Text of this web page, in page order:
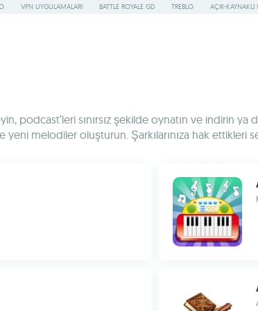
VPN UYGULAMALARI BATTLE ROYALE GD TREBLO AÇIK-KAYNAKLI
podcast’leri sınırsız şekilde oynatın ve indirin
yeni melodiler oluşturun. Şarkılarınıza hak ettikleri